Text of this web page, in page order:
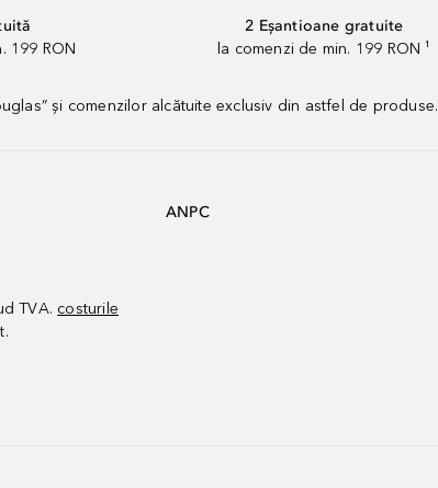
199 RON
2 Eșantioane gratuite
la comenzi de min. 199 RON ¹
și comenzilor alcătuite exclusiv din astfel de produse.
TVA. costurile
ANPC